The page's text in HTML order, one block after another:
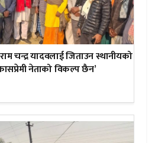
चन्द्र यादवलाई जिताउन स्थानीयको
नेताको विकल्प छैन’